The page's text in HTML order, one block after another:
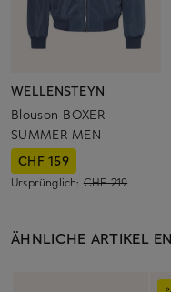
WELLENSTEYN
Blouson BOXER
SUMMER MEN
CHF 159
Ursprünglich: CHF 219
ÄHNLICHE ARTIKEL